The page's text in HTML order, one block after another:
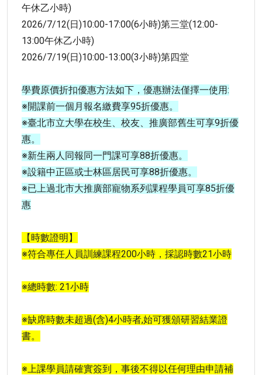
午休乙小時)
2026/7/12(日)10:00-17:00(6小時)第三堂(12:00-
13:00午休乙小時)
2026/7/19(日)10:00-13:00(3小時)第四堂
學費原價折扣優惠方法如下，優惠辦法僅擇一使用:
※開課前一個月報名繳費享95折優惠。
※臺北市立大學在校生、校友、推廣部舊生可享9折優
惠。
※新生兩人同報同一門課可享88折優惠。
※設籍中正區或士林區居民可享88折優惠。
※已上過北市大推廣部寵物系列課程學員可享85折優
惠
【時數證明】
※符合專任人員訓練課程200小時，採認時數21小時
※總時數: 21小時
※缺席時數未超過(含)4小時者,始可獲頒研習結業證
書。
※上課學員請確實簽到，事後不得以任何理由申請補